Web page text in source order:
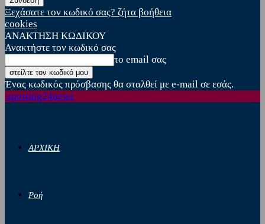
Ξεχάσατε τον κωδικό σας? ζήτα βοήθεια
cookies
ΑΝΑΚΤΗΣΗ ΚΩΔΙΚΟΥ
Ανακτήστε τον κωδικό σας
το email σας
Ένας κωδικός πρόσβασης θα σταλθεί με e-mail σε εσάς.
sporting24news
ΑΡΧΙΚΗ
Ροή